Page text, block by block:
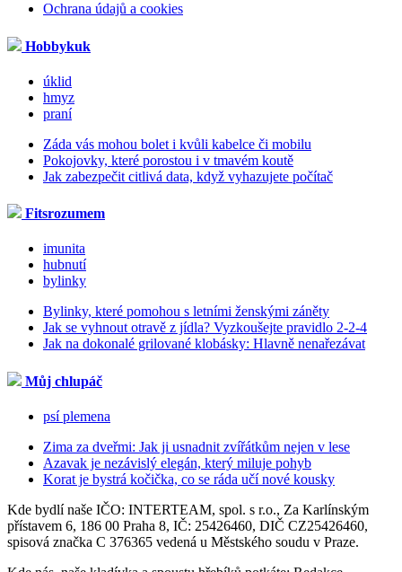
Ochrana údajů a cookies
Hobbykuk
úklid
hmyz
praní
Záda vás mohou bolet i kvůli kabelce či mobilu
Pokojovky, které porostou i v tmavém koutě
Jak zabezpečit citlivá data, když vyhazujete počítač
Fitsrozumem
imunita
hubnutí
bylinky
Bylinky, které pomohou s letními ženskými záněty
Jak se vyhnout otravě z jídla? Vyzkoušejte pravidlo 2-2-4
Jak na dokonalé grilované klobásky: Hlavně nenařezávat
Můj chlupáč
psí plemena
Zima za dveřmi: Jak ji usnadnit zvířátkům nejen v lese
Azavak je nezávislý elegán, který miluje pohyb
Korat je bystrá kočička, co se ráda učí nové kousky
Kde bydlí naše IČO: INTERTEAM, spol. s r.o., Za Karlínským
přístavem 6, 186 00 Praha 8, IČ: 25426460, DIČ CZ25426460,
spisová značka C 376365 vedená u Městského soudu v Praze.